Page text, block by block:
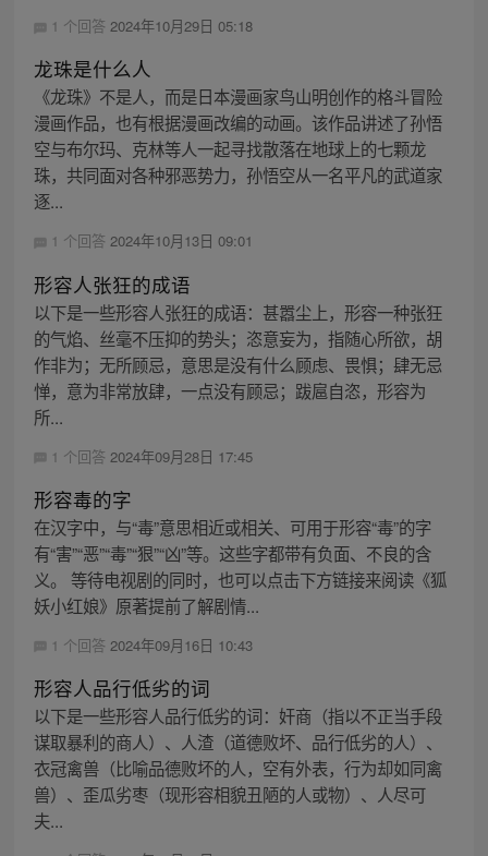
1 个回答 2024年10月29日 05:18
龙珠是什么人
《龙珠》不是人，而是日本漫画家鸟山明创作的格斗冒险
漫画作品，也有根据漫画改编的动画。该作品讲述了孙悟
空与布尔玛、克林等人一起寻找散落在地球上的七颗龙
珠，共同面对各种邪恶势力，孙悟空从一名平凡的武道家
逐...
1 个回答 2024年10月13日 09:01
形容人张狂的成语
以下是一些形容人张狂的成语：甚嚣尘上，形容一种张狂
的气焰、丝毫不压抑的势头；恣意妄为，指随心所欲，胡
作非为；无所顾忌，意思是没有什么顾虑、畏惧；肆无忌
惮，意为非常放肆，一点没有顾忌；跋扈自恣，形容为
所...
1 个回答 2024年09月28日 17:45
形容毒的字
在汉字中，与“毒”意思相近或相关、可用于形容“毒”的字
有“害”“恶”“毒”“狠”“凶”等。这些字都带有负面、不良的含
义。 等待电视剧的同时，也可以点击下方链接来阅读《狐
妖小红娘》原著提前了解剧情...
1 个回答 2024年09月16日 10:43
形容人品行低劣的词
以下是一些形容人品行低劣的词：奸商（指以不正当手段
谋取暴利的商人）、人渣（道德败坏、品行低劣的人）、
衣冠禽兽（比喻品德败坏的人，空有外表，行为却如同禽
兽）、歪瓜劣枣（现形容相貌丑陋的人或物）、人尽可
夫...